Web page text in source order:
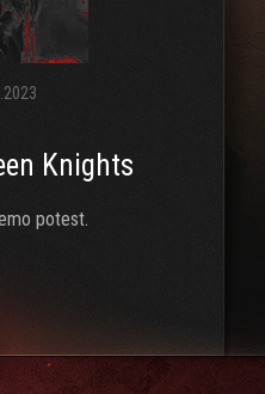
Knights
potest.